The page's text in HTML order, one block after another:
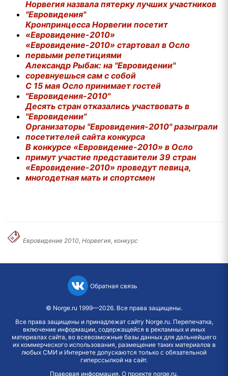
Норвегия назвала пятерку лучших участников
"Евровидения"
Кронпринцесса Норвегии посетит
«Евровидение-2010»
«Евровидение-2010» стартовал в Осло
первыми репетициями
Александр Рыбак: на "Евровидении"
соревнуешься сам с собой
С 15 мая Осло принимает гостей
"Евровидения-2010"
Десять стран отказались участвовать в
"Евровидении"
Организаторы "Евровидения-2010" разыграли
посетителей сайта конкурса
В конкурсе «Евровидение-2010» в Осло
примут участие представители 39 стран
«Евровидение-2010» проведут певица,
многодетная мать и спортсмен
Евровидение 2010, Норвегия, конкурс
Обратная связь
© Norge.ru 1999—2026. Все права защищены.
Все права защищены и принадлежат сайту Norge.ru. Перепечатка,
включение информации, содержащейся в рекламных и иных
материалах сайта, во всевозможные базы данных для дальнейшего
их коммерческого использования, размещение таких материалов в
любых СМИ и Интернете допускаются только с обязательной
гиперссылкой на сайт.
Правовая информация. О проекте norge.ru.